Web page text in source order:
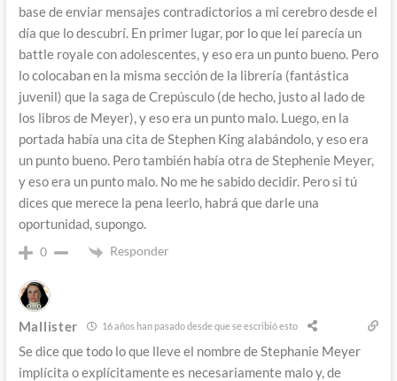
base de enviar mensajes contradictorios a mi cerebro desde el
día que lo descubrí. En primer lugar, por lo que leí parecía un
battle royale con adolescentes, y eso era un punto bueno. Pero
lo colocaban en la misma sección de la librería (fantástica
juvenil) que la saga de Crepúsculo (de hecho, justo al lado de
los libros de Meyer), y eso era un punto malo. Luego, en la
portada había una cita de Stephen King alabándolo, y eso era
un punto bueno. Pero también había otra de Stephenie Meyer,
y eso era un punto malo. No me he sabido decidir. Pero si tú
dices que merece la pena leerlo, habrá que darle una
oportunidad, supongo.
0 Responder
Mallister 16 años han pasado desde que se escribió esto
Se dice que todo lo que lleve el nombre de Stephanie Meyer
implícita o explícitamente es necesariamente malo y, de